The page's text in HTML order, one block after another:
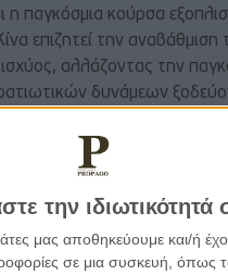
την ιδιωτικότητά
μας αποθηκεύουμε και/ή
σε μια συσκευή, όπως
η παγκόσμια κούρσα
επιζητεί την αναβάθμιση
αλλάζοντας την
δυνάμεων
χώρα εκτός από τις ΗΠΑ, με
στην γεωπολιτική σκηνή
η Κίνα ξεπέρασε σε αριθμό το
2014, χωρίς φυσικά αυτό να
όρους, υπάρχει